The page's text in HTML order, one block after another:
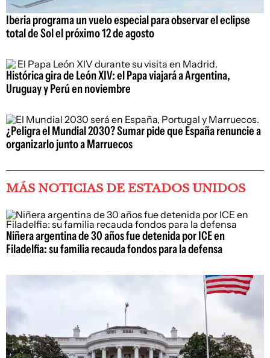
Iberia programa un vuelo especial para observar el eclipse
total de Sol el próximo 12 de agosto
Histórica gira de León XIV: el Papa viajará a Argentina,
Uruguay y Perú en noviembre
¿Peligra el Mundial 2030? Sumar pide que España renuncie a
organizarlo junto a Marruecos
MÁS NOTICIAS DE ESTADOS UNIDOS
Niñera argentina de 30 años fue detenida por ICE en
Filadelfia: su familia recauda fondos para la defensa